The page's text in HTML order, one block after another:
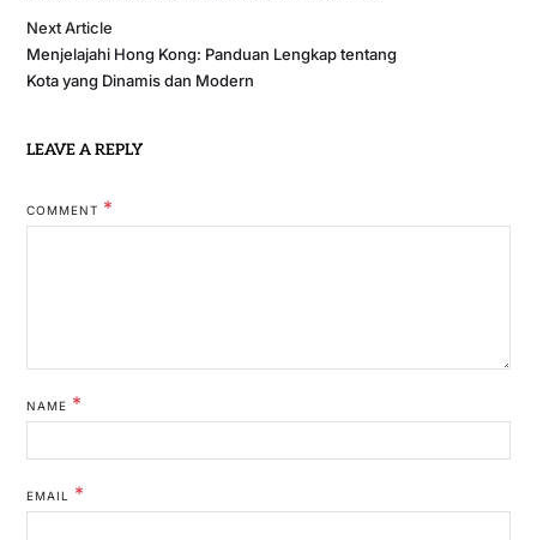
Next Article
Menjelajahi Hong Kong: Panduan Lengkap tentang
Kota yang Dinamis dan Modern
LEAVE A REPLY
COMMENT *
NAME *
EMAIL *